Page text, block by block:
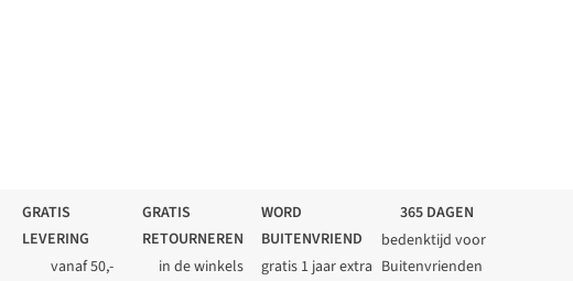
GRATIS
LEVERING
vanaf 50,-
GRATIS
RETOURNEREN
in de winkels
WORD
BUITENVRIEND
gratis 1 jaar extra
365 DAGEN
bedenktijd voor
Buitenvrienden